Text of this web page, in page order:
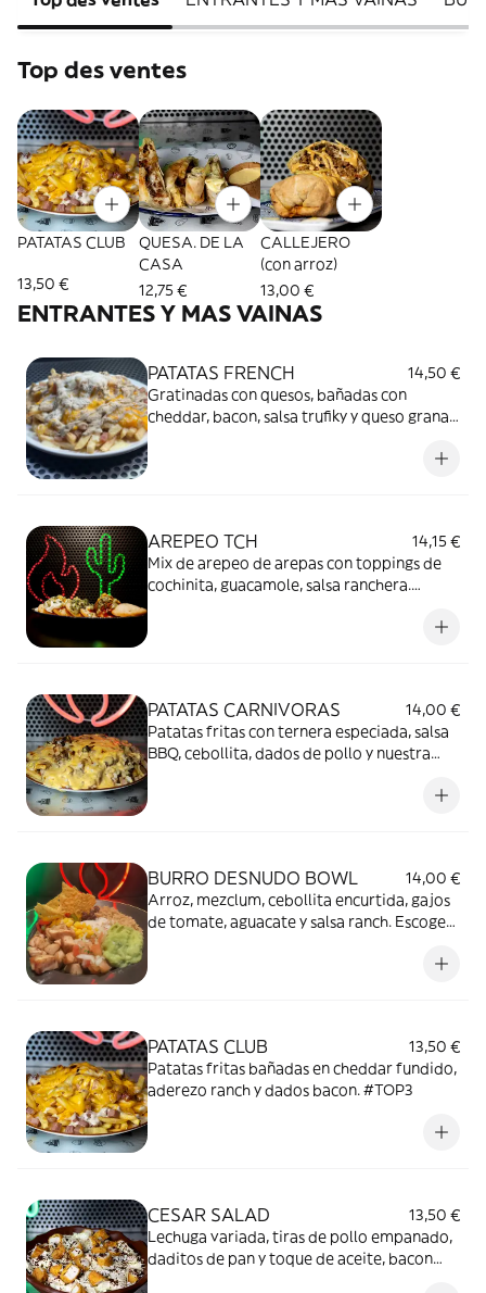
Top des ventes
PATATAS CLUB
13,50 €
QUESA. DE LA
CASA
12,75 €
CALLEJERO
(con arroz)
13,00 €
ENTRANTES Y MAS VAINAS
PATATAS FRENCH
14,50 €
Gratinadas con quesos, bañadas con
cheddar, bacon, salsa trufiky y queso grana
AREPEO TCH
14,15 €
Mix de arepeo de arepas con toppings de
cochinita, guacamole, salsa ranchera.
PATATAS CARNIVORAS
14,00 €
Patatas fritas con ternera especiada, salsa
BBQ, cebollita, dados de pollo y nuestra
BURRO DESNUDO BOWL
14,00 €
Arroz, mezclum, cebollita encurtida, gajos
de tomate, aguacate y salsa ranch. Escoge
PATATAS CLUB
13,50 €
Patatas fritas bañadas en cheddar fundido,
aderezo ranch y dados bacon. #TOP3
CESAR SALAD
13,50 €
Lechuga variada, tiras de pollo empanado,
daditos de pan y toque de aceite, bacon